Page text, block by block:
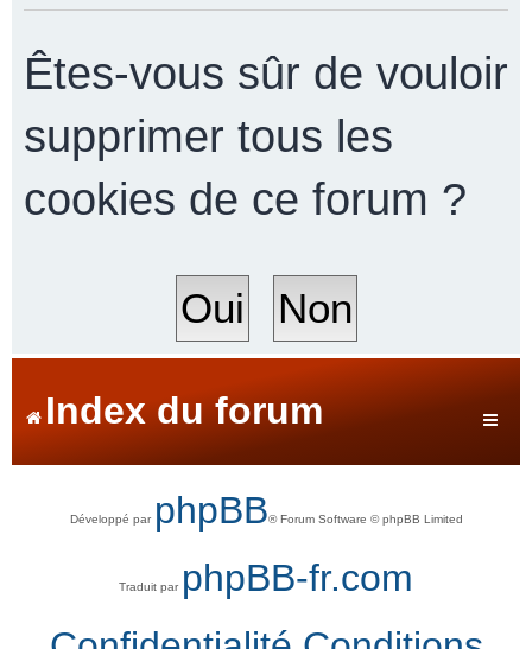
h
h
e
Êtes-vous sûr de vouloir
supprimer tous les
cookies de ce forum ?
Index du forum
Développé par phpBB® Forum Software © phpBB Limited
Traduit par phpBB-fr.com